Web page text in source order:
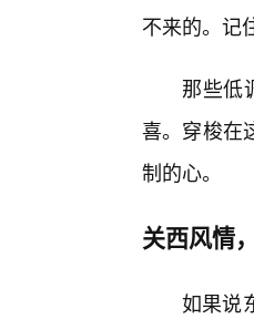
不来的。记
那些低
喜。穿梭在
制的心。
关西风情
如果说